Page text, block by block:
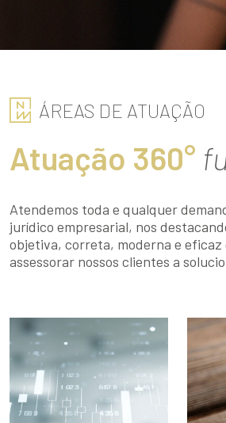
ÁREAS DE ATUAÇÃO
Atuação 360°
Atendemos toda e qualquer
jurídico empresarial, nos
objetiva, correta, moderna e eficaz
assessorar nossos clientes a